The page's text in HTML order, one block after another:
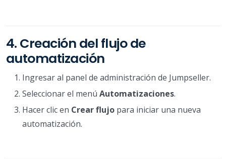
4. Creación del flujo de
automatización
Ingresar al panel de administración de Jumpseller.
Seleccionar el menú Automatizaciones.
Hacer clic en Crear flujo para iniciar una nueva
automatización.